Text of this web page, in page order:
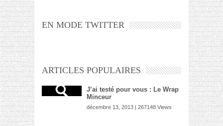
EN MODE TWITTER
ARTICLES POPULAIRES
J’ai testé pour vous : Le Wrap
Minceur
décembre 13, 2013 | 267148 Views